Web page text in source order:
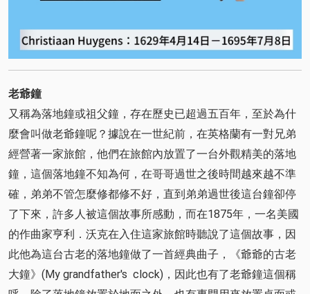
老爺鐘
又稱為落地鐘或祖父鐘，存在歷史已超過五百年，至於為什
麼會叫做老爺鐘呢？據說在一世紀前，在英格蘭有一對兄弟
經營著一家旅館，他們在旅館內放置了一台外觀精美的落地
鐘，這個落地鐘不知為何，在哥哥過世之後時間越來越不準
確，弟弟不管怎麼修都修不好，直到弟弟過世後這台鐘卻停
了下來，許多人被這個故事所感動，而在1875年，一名美國
的作曲家亨利．沃克在入住這家旅館時聽說了這個故事，因
此他為這台古老的落地鐘做了一首經典曲子，《爺爺的古老
大鐘》(My grandfather's clock)，因此也有了老爺鐘這個稱